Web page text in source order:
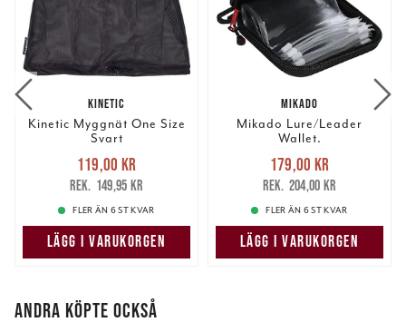
KINETIC
Kinetic Myggnät One Size
Svart
Nuvarande pris
119,00 krTidigare pris
149,95 kr
119,00 kr
149,95 kr
FLER ÄN 6 ST KVAR
LÄGG I VARUKORGEN
MIKADO
Mikado Lure/Leader
Wallet.
Nuvarande pris
179,00 krTidigare pris
204,00 kr
179,00 kr
204,00 kr
FLER ÄN 6 ST KVAR
LÄGG I VARUKORGEN
ANDRA KÖPTE OCKSÅ